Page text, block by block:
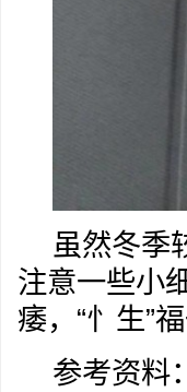
虽然冬季
注意一些小
痿，“忄生”
参考资料：